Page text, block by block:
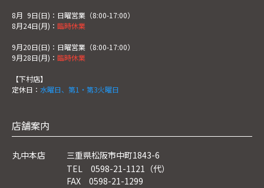
8月 9日(日)：日曜営業（8:00-17:00）
8月24日(月)： 臨時休業
9月20日(日)：日曜営業（8:00-17:00）
9月28日(月)： 臨時休業
【下村店】
定休日： 水曜日、第1・第3火曜日
店舗案内
丸中本店
三重県松阪市中町1843-6
TEL 0598-21-1121（代）
FAX 0598-21-1299